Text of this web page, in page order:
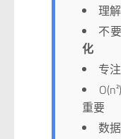
理
不
化
专
重要
数